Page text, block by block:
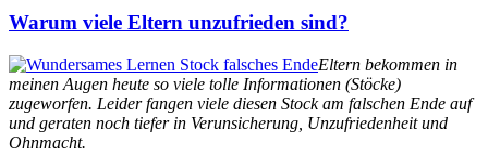
Warum viele Eltern unzufrieden sind?
Eltern bekommen in
meinen Augen heute so viele tolle Informationen (Stöcke)
zugeworfen. Leider fangen viele diesen Stock am falschen Ende auf
und geraten noch tiefer in Verunsicherung, Unzufriedenheit und
Ohnmacht.